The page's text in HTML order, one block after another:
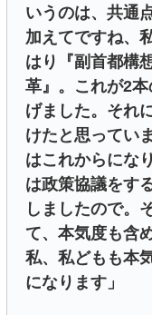
いうのは、共通
加えてですね、
はり『副首都構
革』。これが2
げました。それ
けたと思ってい
はこれからにな
は政策協議をす
しましたので。
て、本気度も含
私、私どもも本
になります」